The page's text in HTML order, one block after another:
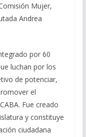
Mujer,
Andrea
por 60
luchan por los
de potenciar,
el
Fue creado
y constituye
ciudadana